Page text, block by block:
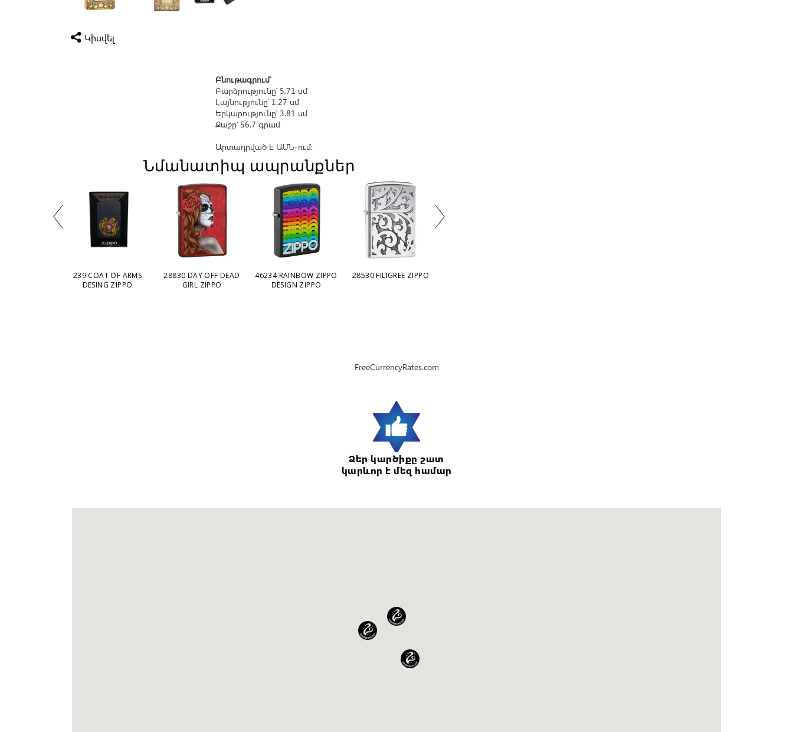
Կիսվել
Բնութագրում՝
Բարձրությունը՝ 5,71 սմ
Լայնությունը՝ 1.27 սմ
Երկարությունը՝ 3.81 սմ
Քաշը՝ 56.7 գրամ
Արտադրված է ԱՄՆ-ում։
Նմանատիպ ապրանքներ
239 COAT OF ARMS
DESING ZIPPO
28830 DAY OFF DEAD
GIRL ZIPPO
46234 RAINBOW ZIPPO
DESIGN ZIPPO
28530 FILIGREE ZIPPO
FreeCurrencyRates.com
Ձեր կարծիքը շատ
կարևոր է մեզ համար